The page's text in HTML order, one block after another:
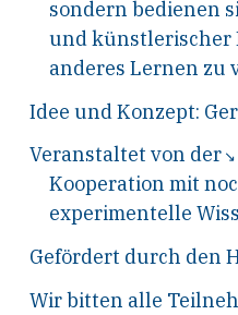
sondern bedienen
und künstlerischer
anderes Lernen zu
Idee und Konzept:
Veranstaltet von der
Kooperation mit
experimentelle
Gefördert durch den
Wir bitten alle